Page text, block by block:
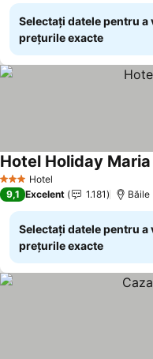
Selectați datele pentru a
prețurile exacte
3 SteleHotel
Hotel Holiday Maria
9,1 Excelent 1.181 Băile
Selectați datele pentru a
prețurile exacte